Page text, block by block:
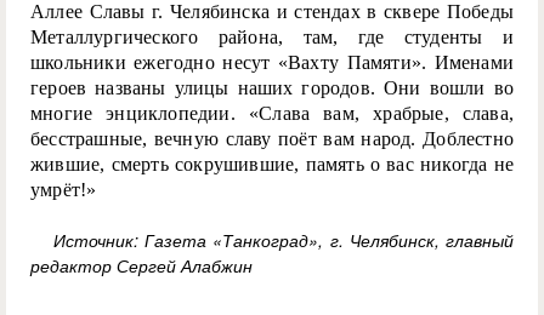
Аллее Славы г. Челябинска и стендах в сквере Победы
Металлургического района, там, где студенты и
школьники ежегодно несут «Вахту Памяти». Именами
героев названы улицы наших городов. Они вошли во
многие энциклопедии. «Слава вам, храбрые, слава,
бесстрашные, вечную славу поёт вам народ. Доблестно
жившие, смерть сокрушившие, память о вас никогда не
умрёт!»
Источник: Газета «Танкоград», г. Челябинск, главный
редактор Сергей Алабжин